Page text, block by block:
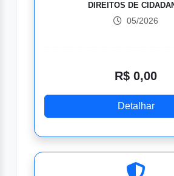
DIREITOS DE
05/2026
R$ 0,00
Detalhar